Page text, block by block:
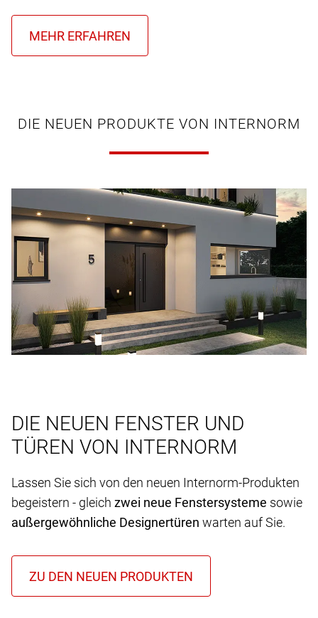
DIE NEUEN PRODUKTE VON INTERNORM
DIE NEUEN FENSTER UND
TÜREN VON INTERNORM
Lassen Sie sich von den neuen Internorm-Produkten
begeistern - gleich zwei neue Fenstersysteme sowie
außergewöhnliche Designertüren warten auf Sie.